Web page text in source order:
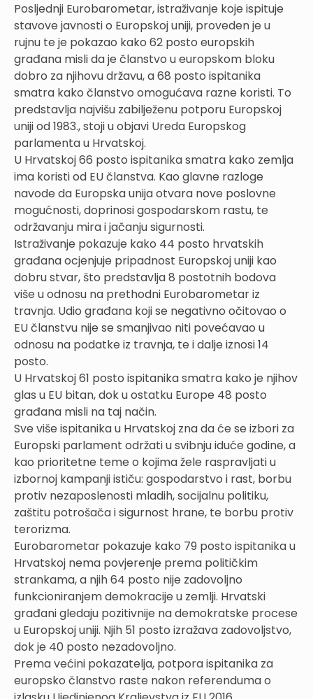
Posljednji Eurobarometar, istraživanje koje ispituje
stavove javnosti o Europskoj uniji, proveden je u
rujnu te je pokazao kako 62 posto europskih
građana misli da je članstvo u europskom bloku
dobro za njihovu državu, a 68 posto ispitanika
smatra kako članstvo omogućava razne koristi. To
predstavlja najvišu zabilježenu potporu Europskoj
uniji od 1983., stoji u objavi Ureda Europskog
parlamenta u Hrvatskoj.
U Hrvatskoj 66 posto ispitanika smatra kako zemlja
ima koristi od EU članstva. Kao glavne razloge
navode da Europska unija otvara nove poslovne
mogućnosti, doprinosi gospodarskom rastu, te
održavanju mira i jačanju sigurnosti.
Istraživanje pokazuje kako 44 posto hrvatskih
građana ocjenjuje pripadnost Europskoj uniji kao
dobru stvar, što predstavlja 8 postotnih bodova
više u odnosu na prethodni Eurobarometar iz
travnja. Udio građana koji se negativno očitovao o
EU članstvu nije se smanjivao niti povećavao u
odnosu na podatke iz travnja, te i dalje iznosi 14
posto.
U Hrvatskoj 61 posto ispitanika smatra kako je njihov
glas u EU bitan, dok u ostatku Europe 48 posto
građana misli na taj način.
Sve više ispitanika u Hrvatskoj zna da će se izbori za
Europski parlament održati u svibnju iduće godine, a
kao prioritetne teme o kojima žele raspravljati u
izbornoj kampanji ističu: gospodarstvo i rast, borbu
protiv nezaposlenosti mladih, socijalnu politiku,
zaštitu potrošača i sigurnost hrane, te borbu protiv
terorizma.
Eurobarometar pokazuje kako 79 posto ispitanika u
Hrvatskoj nema povjerenje prema političkim
strankama, a njih 64 posto nije zadovoljno
funkcioniranjem demokracije u zemlji. Hrvatski
građani gledaju pozitivnije na demokratske procese
u Europskoj uniji. Njih 51 posto izražava zadovoljstvo,
dok je 40 posto nezadovoljno.
Prema većini pokazatelja, potpora ispitanika za
europsko članstvo raste nakon referenduma o